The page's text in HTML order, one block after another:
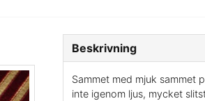
Beskrivning
Sammet med mjuk sammet
inte igenom ljus, mycket